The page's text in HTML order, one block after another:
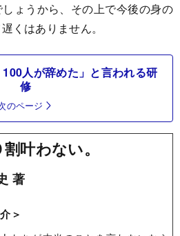
ょうから、その上で今後の身の
くはありません。
100人が辞めた」と言われる研
修
のページ
叶わない。
著
＞